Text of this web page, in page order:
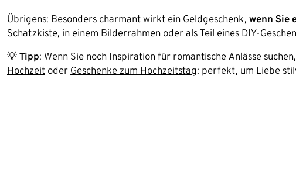
Übrigens: Besonders charmant wirkt ein Geldgeschenk, wenn Sie
Schatzkiste, in einem Bilderrahmen oder als Teil eines DIY-
💡 Tipp: Wenn Sie noch Inspiration für romantische Anlässe
Hochzeit oder Geschenke zum Hochzeitstag: perfekt, um Liebe